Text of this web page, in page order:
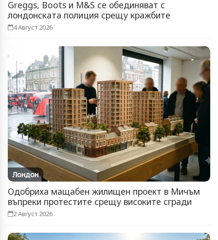
Greggs, Boots и M&S се обединяват с
лондонската полиция срещу кражбите
4 Август 2026
Лондон
Одобриха мащабен жилищен проект в Мичъм
въпреки протестите срещу високите сгради
2 Август 2026